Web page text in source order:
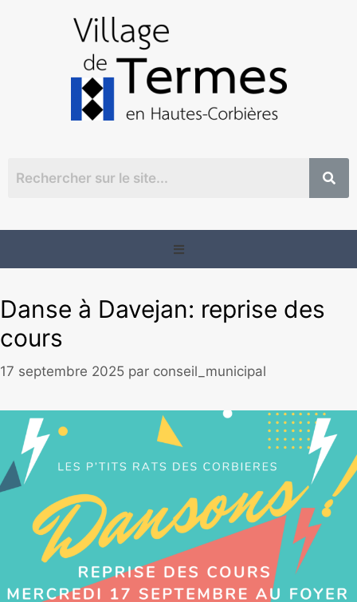
Danse à Davejan: reprise des
cours
17 septembre 2025 par conseil_municipal